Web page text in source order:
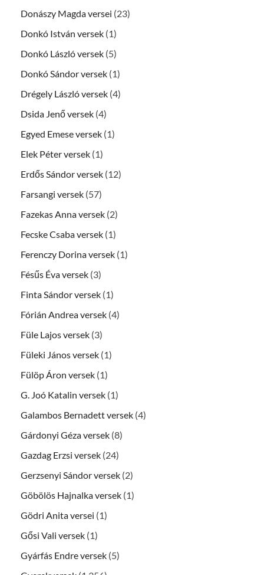
Donászy Magda versei (23)
Donkó István versek (1)
Donkó László versek (5)
Donkó Sándor versek (1)
Drégely László versek (4)
Dsida Jenő versek (4)
Egyed Emese versek (1)
Elek Péter versek (1)
Erdős Sándor versek (12)
Farsangi versek (57)
Fazekas Anna versek (2)
Fecske Csaba versek (1)
Ferenczy Dorina versek (1)
Fésűs Éva versek (3)
Finta Sándor versek (1)
Fórián Andrea versek (4)
Füle Lajos versek (3)
Füleki János versek (1)
Fülöp Áron versek (1)
G. Joó Katalin versek (1)
Galambos Bernadett versek (4)
Gárdonyi Géza versek (8)
Gazdag Erzsi versek (24)
Gerzsenyi Sándor versek (2)
Göbölös Hajnalka versek (1)
Gödri Anita versei (1)
Gősi Vali versek (1)
Gyárfás Endre versek (5)